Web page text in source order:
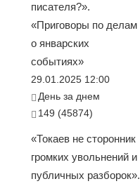
писателя?».
«Приговоры по делам
о январских
событиях»
29.01.2025 12:00
День за днем
149 (45874)
«Токаев не сторонник
громких увольнений и
публичных разборок».